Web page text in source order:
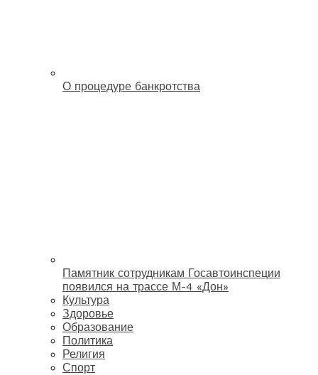
О процедуре банкротства
Памятник сотрудникам Госавтоинспеции
появился на трассе М-4 «Дон»
Культура
Здоровье
Образование
Политика
Религия
Спорт